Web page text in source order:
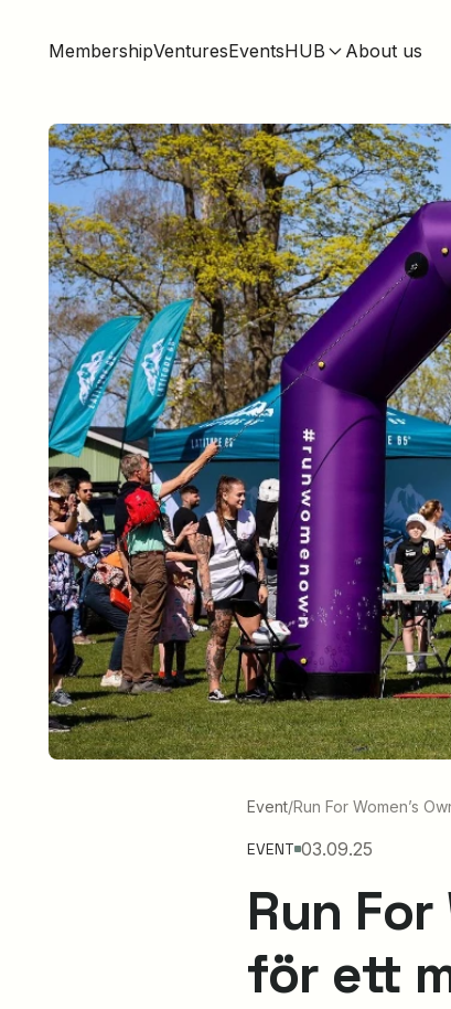
MembershipVenturesEventsHUB About us
Event/Run For Women’s
EVENT 03.09.25
Run
för ett